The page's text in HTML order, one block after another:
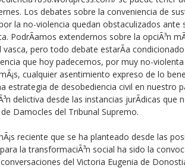
Los debates sobre la conveniencia de
la no-violencia quedan obstaculizados ante
PodrÃ­amos extendernos sobre la opciÃ³n
vasca, pero todo debate estarÃ­a
que hoy padecemos, por muy no-
cualquier asentimiento expreso de lo
estrategia de desobediencia civil en nuestro
delictiva desde las instancias jurÃ­dicas que
Damocles del Tribunal Supremo.
reciente que se ha planteado desde las
la transformaciÃ³n social ha sido la
del Victoria Eugenia de